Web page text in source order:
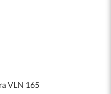
VLN 165